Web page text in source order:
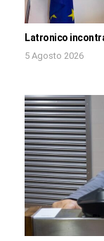
Latronico
5 Agosto 2026